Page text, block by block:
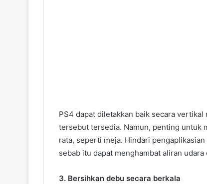
PS4 dapat diletakkan baik secara
tersebut tersedia. Namun, penting untuk
rata, seperti meja. Hindari
sebab itu dapat menghambat aliran
3. Bersihkan debu secara berkala